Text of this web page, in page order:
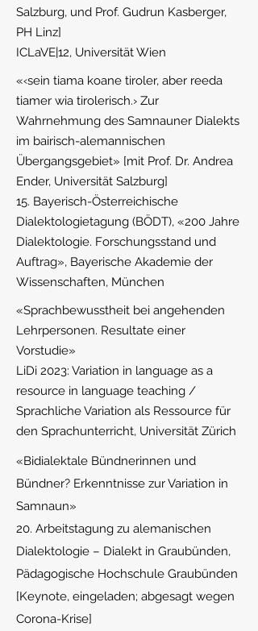
Salzburg, und Prof. Gudrun Kasberger,
PH Linz]
ICLaVE|12, Universität Wien
«‹sein tiama koane tiroler, aber reeda
tiamer wia tirolerisch.› Zur
Wahrnehmung des Samnauner Dialekts
im bairisch-alemannischen
Übergangsgebiet» [mit Prof. Dr. Andrea
Ender, Universität Salzburg]
15. Bayerisch-Österreichische
Dialektologietagung (BÖDT), «200 Jahre
Dialektologie. Forschungsstand und
Auftrag», Bayerische Akademie der
Wissenschaften, München
«Sprachbewusstheit bei angehenden
Lehrpersonen. Resultate einer
Vorstudie»
LiDi 2023: Variation in language as a
resource in language teaching /
Sprachliche Variation als Ressource für
den Sprachunterricht, Universität Zürich
«Bidialektale Bündnerinnen und
Bündner? Erkenntnisse zur Variation in
Samnaun»
20. Arbeitstagung zu alemanischen
Dialektologie – Dialekt in Graubünden,
Pädagogische Hochschule Graubünden
[Keynote, eingeladen; abgesagt wegen
Corona-Krise]